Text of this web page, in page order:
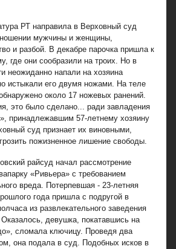
РТ направила в Верховный суд
мужчины и женщины,
и разбой. В декабре парочка пришла к
где они сообразили на троих. Но в
неожиданно напали на хозяина
истыкали его двумя ножами. На теле
около 17 ножевых ранений.
это было сделано... ради завладения
принадлежавшим 57-летнему хозяину
суд признает их виновными,
пожизненное лишение свободы.
райсуд начал рассмотрение
«Ривьера» с требованием
вреда. Потерпевшая - 23-летняя
года пришла с подругой в
из развлекательного заведения
девушка, покатавшись на
сломала ключицу. Проведя два
она подала в суд. Подобных исков в